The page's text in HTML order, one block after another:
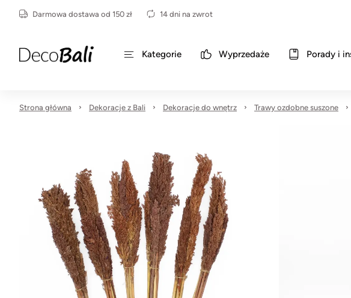
Darmowa dostawa od 150 zł 14 dni na zwrot
Kategorie Wyprzedaże Porady i
Strona główna Dekoracje z Bali Dekoracje do wnętrz Trawy ozdobne suszone